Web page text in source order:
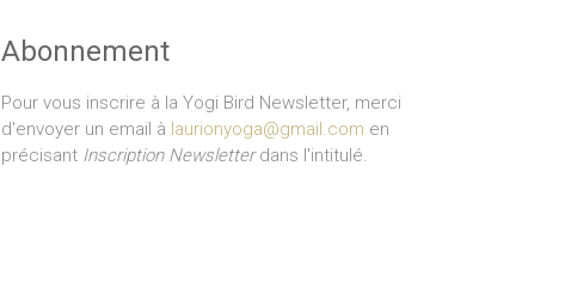
Abonnement
Pour vous inscrire à la Yogi Bird Newsletter, merci
d'envoyer un email à laurionyoga@gmail.com en
précisant Inscription Newsletterdans l'intitulé.